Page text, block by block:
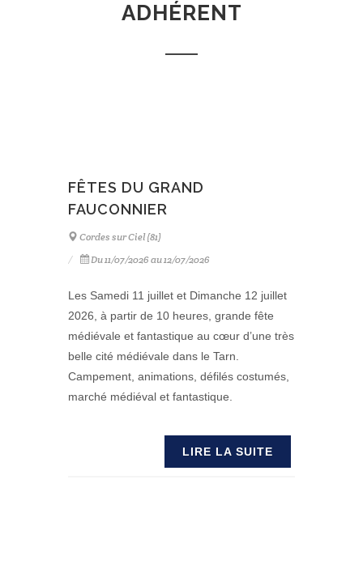
ADHÉRENT
FÊTES DU GRAND
FAUCONNIER
Cordes sur Ciel (81)
Du 11/07/2026 au 12/07/2026
Les Samedi 11 juillet et Dimanche 12 juillet
2026, à partir de 10 heures, grande fête
médiévale et fantastique au cœur d’une très
belle cité médiévale dans le Tarn.
Campement, animations, défilés costumés,
marché médiéval et fantastique.
LIRE LA SUITE